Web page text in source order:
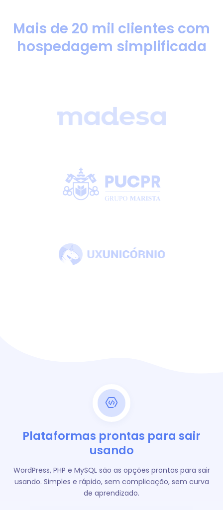
Mais de 20 mil clientes com
hospedagem simplificada
Plataformas prontas para sair
usando
WordPress, PHP e MySQL são as opções prontas para sair
usando. Simples e rápido, sem complicação, sem curva
de aprendizado.